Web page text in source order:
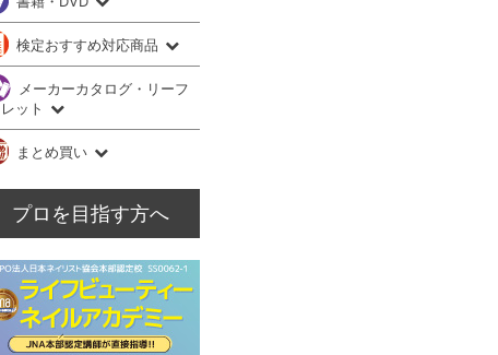
検定おすすめ対応商品
メーカーカタログ・リーフ
レット
まとめ買い
プロを目指す方へ